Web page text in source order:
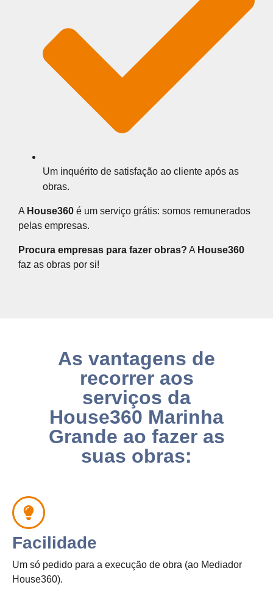
Um inquérito de satisfação ao cliente após as
obras.
A House360 é um serviço grátis: somos remunerados
pelas empresas.
Procura empresas para fazer obras? A House360
faz as obras por si!
As vantagens de
recorrer aos
serviços da
House360 Marinha
Grande ao fazer as
suas obras:
Facilidade
Um só pedido para a execução de obra (ao Mediador
House360).